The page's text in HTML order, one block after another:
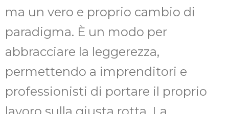
ma un vero e proprio cambio di
paradigma. È un modo per
abbracciare la leggerezza,
permettendo a imprenditori e
professionisti di portare il proprio